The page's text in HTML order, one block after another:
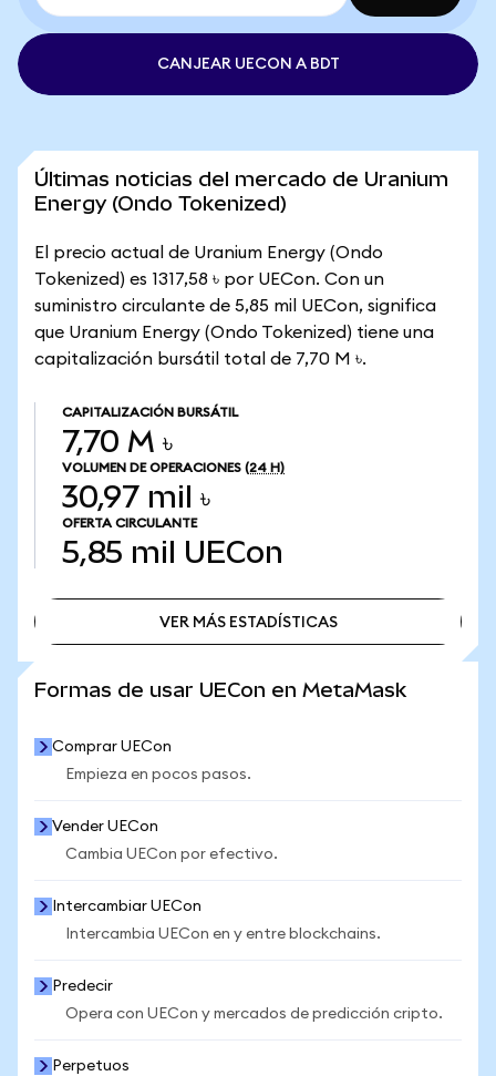
CANJEAR UECON A BDT
Últimas noticias del mercado de Uranium
Energy (Ondo Tokenized)
El precio actual de Uranium Energy (Ondo
Tokenized) es 1317,58 ৳ por UECon. Con un
suministro circulante de 5,85 mil UECon, significa
que Uranium Energy (Ondo Tokenized) tiene una
capitalización bursátil total de 7,70 M ৳.
CAPITALIZACIÓN BURSÁTIL
7,70 M ৳
VOLUMEN DE OPERACIONES (24 H)
30,97 mil ৳
OFERTA CIRCULANTE
5,85 mil UECon
VER MÁS ESTADÍSTICAS
Formas de usar UECon en MetaMask
Comprar UECon
Empieza en pocos pasos.
Vender UECon
Cambia UECon por efectivo.
Intercambiar UECon
Intercambia UECon en y entre blockchains.
Predecir
Opera con UECon y mercados de predicción cripto.
Perpetuos